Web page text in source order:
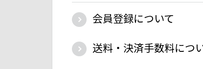
会員登録について
送料・決済手数料につ